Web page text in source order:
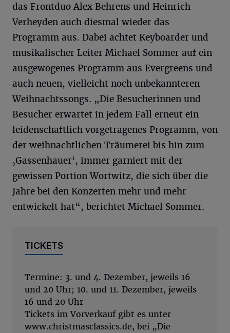
das Frontduo Alex Behrens und Heinrich
Verheyden auch diesmal wieder das
Programm aus. Dabei achtet Keyboarder und
musikalischer Leiter Michael Sommer auf ein
ausgewogenes Programm aus Evergreens und
auch neuen, vielleicht noch unbekannteren
Weihnachtssongs. „Die Besucherinnen und
Besucher erwartet in jedem Fall erneut ein
leidenschaftlich vorgetragenes Programm, von
der weihnachtlichen Träumerei bis hin zum
‚Gassenhauer‘, immer garniert mit der
gewissen Portion Wortwitz, die sich über die
Jahre bei den Konzerten mehr und mehr
entwickelt hat“, berichtet Michael Sommer.
TICKETS
Termine: 3. und 4. Dezember, jeweils 16
und 20 Uhr; 10. und 11. Dezember, jeweils
16 und 20 Uhr
Tickets im Vorverkauf gibt es unter
www.christmasclassics.de, bei „Die